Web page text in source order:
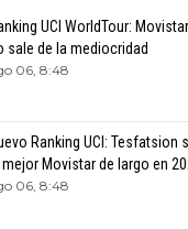
UCI WorldTour:
sale de la mediocridad
06, 8:48
Ranking UCI:
Movistar de largo en
06, 8:48